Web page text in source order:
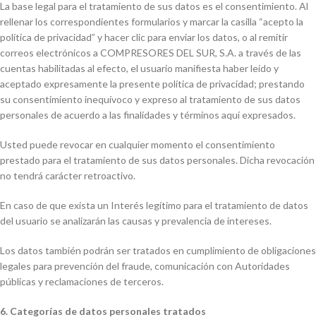
La base legal para el tratamiento de sus datos es el consentimiento. Al
rellenar los correspondientes formularios y marcar la casilla “acepto la
política de privacidad” y hacer clic para enviar los datos, o al remitir
correos electrónicos a COMPRESORES DEL SUR, S.A. a través de las
cuentas habilitadas al efecto, el usuario manifiesta haber leído y
aceptado expresamente la presente política de privacidad; prestando
su consentimiento inequívoco y expreso al tratamiento de sus datos
personales de acuerdo a las finalidades y términos aquí expresados.
Usted puede revocar en cualquier momento el consentimiento
prestado para el tratamiento de sus datos personales. Dicha revocación
no tendrá carácter retroactivo.
En caso de que exista un Interés legítimo para el tratamiento de datos
del usuario se analizarán las causas y prevalencia de intereses.
Los datos también podrán ser tratados en cumplimiento de obligaciones
legales para prevención del fraude, comunicación con Autoridades
públicas y reclamaciones de terceros.
6. Categorías de datos personales tratados